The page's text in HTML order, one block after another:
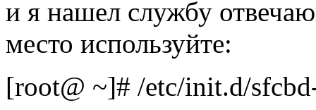
и я нашел службу
место используйте:
[root@ ~]# /etc/init.d/